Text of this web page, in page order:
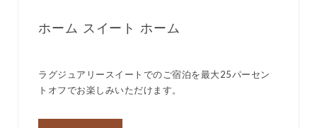
ホーム スイート ホーム
ラグジュアリースイートでのご宿泊を最大25パーセン
トオフでお楽しみいただけます。